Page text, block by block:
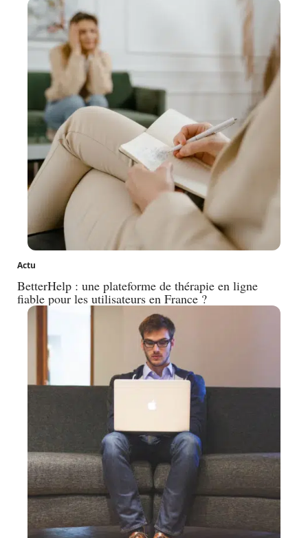
Actu
BetterHelp : une plateforme de thérapie en ligne
fiable pour les utilisateurs en France ?